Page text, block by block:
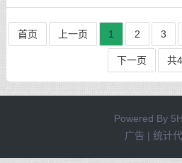
首页 上一页 1 2 3
下一页 共
Powered By
广告 | 统计